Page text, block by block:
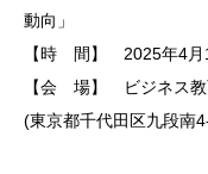
動向」
【時 間】 2025年4月
【会 場】 ビジネス教
(東京都千代田区九段南